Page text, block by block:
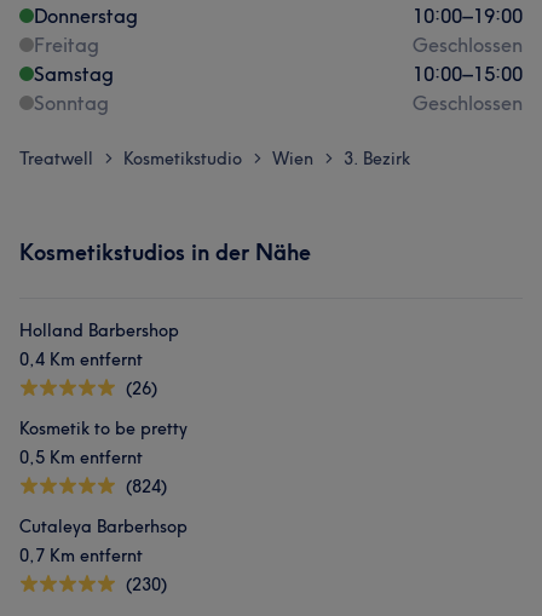
Donnerstag
10:00–19:00
Freitag
Geschlossen
Samstag
10:00–15:00
Sonntag
Geschlossen
Treatwell > Kosmetikstudio > Wien > 3. Bezirk
Kosmetikstudios in der Nähe
Holland Barbershop
0,4 Km entfernt
(26)
Kosmetik to be pretty
0,5 Km entfernt
(824)
Cutaleya Barberhsop
0,7 Km entfernt
(230)